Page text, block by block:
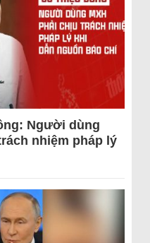
Người dùng
nhiệm pháp lý